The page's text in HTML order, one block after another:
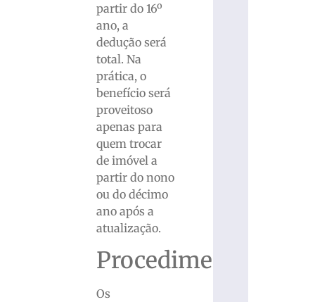
partir do 16º
ano, a
dedução será
total. Na
prática, o
benefício será
proveitoso
apenas para
quem trocar
de imóvel a
partir do nono
ou do décimo
ano após a
atualização.
Procedimento
Os